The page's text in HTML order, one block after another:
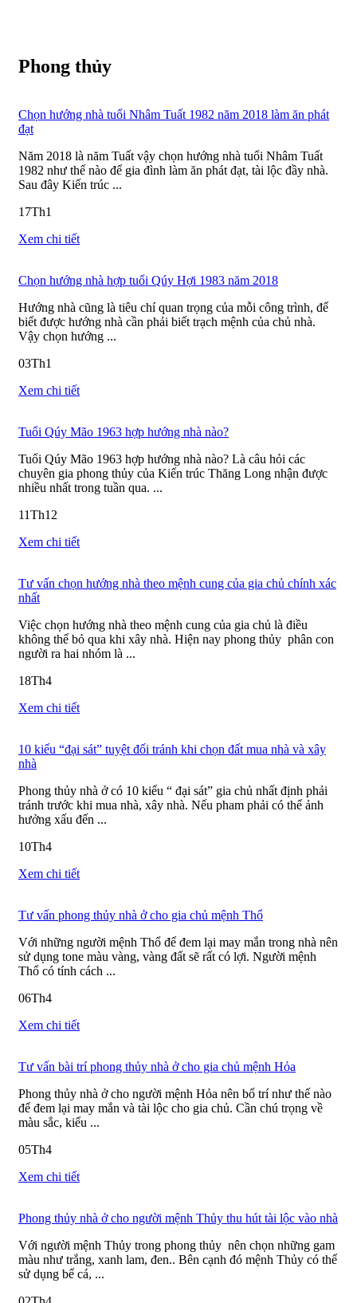
Phong thủy
Chọn hướng nhà tuổi Nhâm Tuất 1982 năm 2018 làm ăn phát
đạt
Năm 2018 là năm Tuất vậy chọn hướng nhà tuổi Nhâm Tuất
1982 như thế nào để gia đình làm ăn phát đạt, tài lộc đầy nhà.
Sau đây Kiến trúc ...
17Th1
Xem chi tiết
Chọn hướng nhà hợp tuổi Qúy Hợi 1983 năm 2018
Hướng nhà cũng là tiêu chí quan trọng của mỗi công trình, để
biết được hướng nhà cần phải biết trạch mệnh của chủ nhà.
Vậy chọn hướng ...
03Th1
Xem chi tiết
Tuổi Qúy Mão 1963 hợp hướng nhà nào?
Tuổi Qúy Mão 1963 hợp hướng nhà nào? Là câu hỏi các
chuyên gia phong thủy của Kiến trúc Thăng Long nhận được
nhiều nhất trong tuần qua. ...
11Th12
Xem chi tiết
Tư vấn chọn hướng nhà theo mệnh cung của gia chủ chính xác
nhất
Việc chọn hướng nhà theo mệnh cung của gia chủ là điều
không thể bỏ qua khi xây nhà. Hiện nay phong thủy phân con
người ra hai nhóm là ...
18Th4
Xem chi tiết
10 kiểu “đại sát” tuyệt đối tránh khi chọn đất mua nhà và xây
nhà
Phong thủy nhà ở có 10 kiểu “ đại sát” gia chủ nhất định phải
tránh trước khi mua nhà, xây nhà. Nếu pham phải có thể ảnh
hưởng xấu đến ...
10Th4
Xem chi tiết
Tư vấn phong thủy nhà ở cho gia chủ mệnh Thổ
Với những người mệnh Thổ để đem lại may mắn trong nhà nên
sử dụng tone màu vàng, vàng đất sẽ rất có lợi. Người mệnh
Thổ có tính cách ...
06Th4
Xem chi tiết
Tư vấn bài trí phong thủy nhà ở cho gia chủ mệnh Hỏa
Phong thủy nhà ở cho người mệnh Hỏa nên bố trí như thế nào
để đem lại may mắn và tài lộc cho gia chủ. Cần chú trọng về
màu sắc, kiểu ...
05Th4
Xem chi tiết
Phong thủy nhà ở cho người mệnh Thủy thu hút tài lộc vào nhà
Với người mệnh Thủy trong phong thủy nên chọn những gam
màu như trắng, xanh lam, đen.. Bên cạnh đó mệnh Thủy có thể
sử dụng bể cá, ...